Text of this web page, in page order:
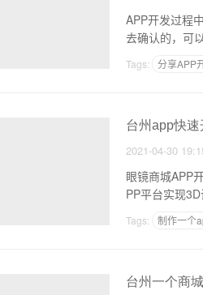
APP开发过程
去确认的，可
Tags: 分享APP
台州app快
2021-04-30
眼镜商城APP
PP平台实现
Tags: 制作一个
台州一个商